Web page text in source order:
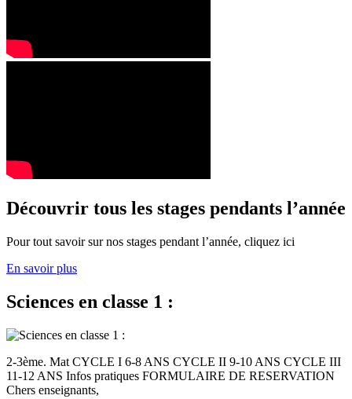
Découvrir tous les stages pendants l’année
Pour tout savoir sur nos stages pendant l’année, cliquez ici
En savoir plus
Sciences en classe 1 :
2-3ème. Mat CYCLE I 6-8 ANS CYCLE II 9-10 ANS CYCLE III
11-12 ANS Infos pratiques FORMULAIRE DE RESERVATION
Chers enseignants,